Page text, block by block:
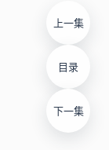
上一集
目录
下一集